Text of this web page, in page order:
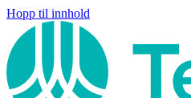
Hopp til innhold